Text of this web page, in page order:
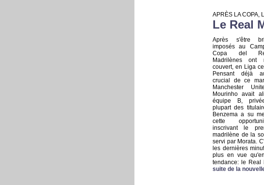
APRÈS LA COPA,
Le Real
Après s'être
imposés au
Copa del
Madrilènes ont
couvert, en Liga
Pensant déjà
crucial de ce
Manchester
Mourinho avait
équipe B,
plupart des
Benzema a su
cette
inscrivant le
madrilène de la
servi par Morata.
les dernières
plus en vue
tendance: le Real
suite de la